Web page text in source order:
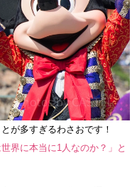
が多すぎるわさおです！
界に本当に1人なのか？」と